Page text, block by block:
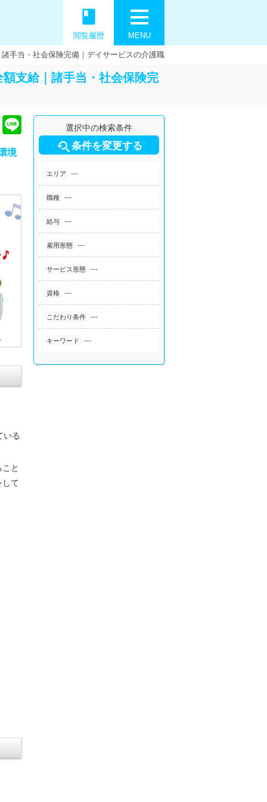
MENU
book
閲覧履歴
手当・社会保険完備｜デイサービスの介護職
支給｜諸手当・社会保険完
選択中の検索条件
条件を変更する
エリア ---
職種 ---
給与 ---
雇用形態 ---
サービス形態 ---
資格 ---
こだわり条件 ---
キーワード ---
境
いる
と
して